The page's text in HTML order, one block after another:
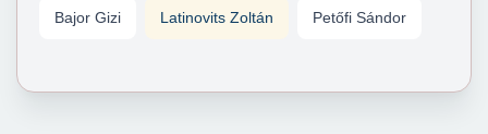
Bajor Gizi Latinovits Zoltán Petőfi Sándor